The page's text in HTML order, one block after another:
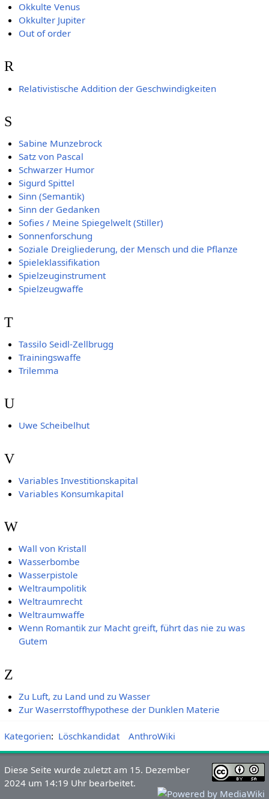
Okkulte Venus
Okkulter Jupiter
Out of order
R
Relativistische Addition der Geschwindigkeiten
S
Sabine Munzebrock
Satz von Pascal
Schwarzer Humor
Sigurd Spittel
Sinn (Semantik)
Sinn der Gedanken
Sofies / Meine Spiegelwelt (Stiller)
Sonnenforschung
Soziale Dreigliederung, der Mensch und die Pflanze
Spieleklassifikation
Spielzeuginstrument
Spielzeugwaffe
T
Tassilo Seidl-Zellbrugg
Trainingswaffe
Trilemma
U
Uwe Scheibelhut
V
Variables Investitionskapital
Variables Konsumkapital
W
Wall von Kristall
Wasserbombe
Wasserpistole
Weltraumpolitik
Weltraumrecht
Weltraumwaffe
Wenn Romantik zur Macht greift, führt das nie zu was
Gutem
Z
Zu Luft, zu Land und zu Wasser
Zur Waserrstoffhypothese der Dunklen Materie
Kategorien: Löschkandidat AnthroWiki
Diese Seite wurde zuletzt am 15. Dezember
2024 um 14:19 Uhr bearbeitet.